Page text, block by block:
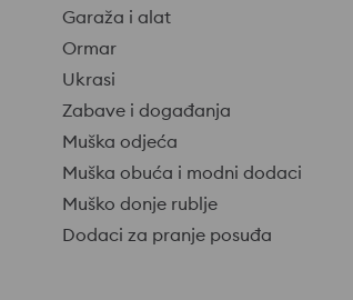
Garaža i alat
Ormar
Ukrasi
Zabave i događanja
Muška odjeća
Muška obuća i modni dodaci
Muško donje rublje
Dodaci za pranje posuđa